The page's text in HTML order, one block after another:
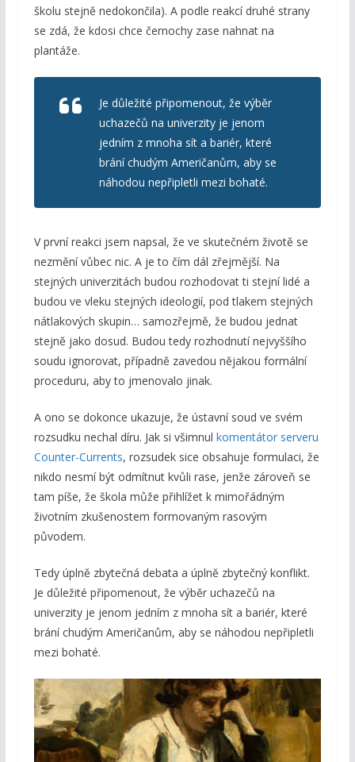
školu stejně nedokončila). A podle reakcí druhé strany
se zdá, že kdosi chce černochy zase nahnat na
plantáže.
Je důležité připomenout, že výběr
uchazečů na univerzity je jenom
jedním z mnoha sít a bariér, které
brání chudým Američanům, aby se
náhodou nepřipletli mezi bohaté.
V první reakci jsem napsal, že ve skutečném životě se
nezmění vůbec nic. A je to čím dál zřejmější. Na
stejných univerzitách budou rozhodovat ti stejní lidé a
budou ve vleku stejných ideologií, pod tlakem stejných
nátlakových skupin… samozřejmě, že budou jednat
stejně jako dosud. Budou tedy rozhodnutí nejvyššího
soudu ignorovat, případně zavedou nějakou formální
proceduru, aby to jmenovalo jinak.
A ono se dokonce ukazuje, že ústavní soud ve svém
rozsudku nechal díru. Jak si všimnul komentátor serveru
Counter-Currents, rozsudek sice obsahuje formulaci, že
nikdo nesmí být odmítnut kvůli rase, jenže zároveň se
tam píše, že škola může přihlížet k mimořádným
životním zkušenostem formovaným rasovým
původem.
Tedy úplně zbytečná debata a úplně zbytečný konflikt.
Je důležité připomenout, že výběr uchazečů na
univerzity je jenom jedním z mnoha sít a bariér, které
brání chudým Američanům, aby se náhodou nepřipletli
mezi bohaté.